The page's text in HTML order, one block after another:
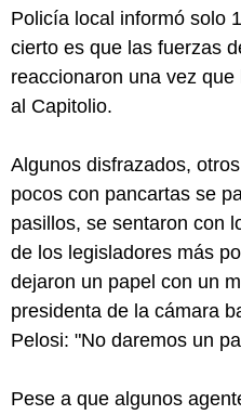
Policía local informó solo
cierto es que las fuerzas
reaccionaron una vez
al Capitolio.
Algunos disfrazados,
pocos con pancartas se
pasillos, se sentaron con
de los legisladores más
dejaron un papel con un
presidenta de la cámara
Pelosi: "No daremos un
Pese a que algunos